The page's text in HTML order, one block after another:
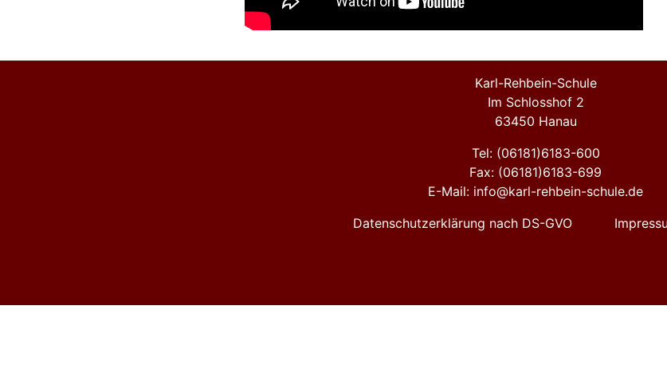
Karl-Rehbein-Schule
Im Schlosshof 2
63450 Hanau
Tel: (06181)6183-600
Fax: (06181)6183-699
E-Mail: info@karl-rehbein-schule.de
Datenschutzerklärung nach DS-GVO